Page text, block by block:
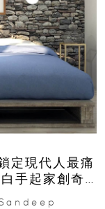
定現代人最痛
手起家創奇
Sandeep